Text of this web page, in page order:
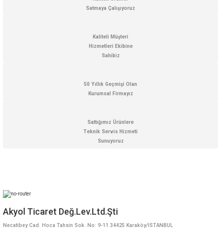
Satmaya Çalışıyoruz
Kaliteli Müşteri
Hizmetleri Ekibine
Sahibiz
50 Yıllık Geçmişi Olan
Kurumsal Firmayız
Sattığımız Ürünlere
Teknik Servis Hizmeti
Sunuyoruz
Akyol Ticaret Değ.Lev.Ltd.Şti
Necatibey Cad. Hoca Tahsin Sok. No: 9-11 34425 Karaköy/İSTANBUL